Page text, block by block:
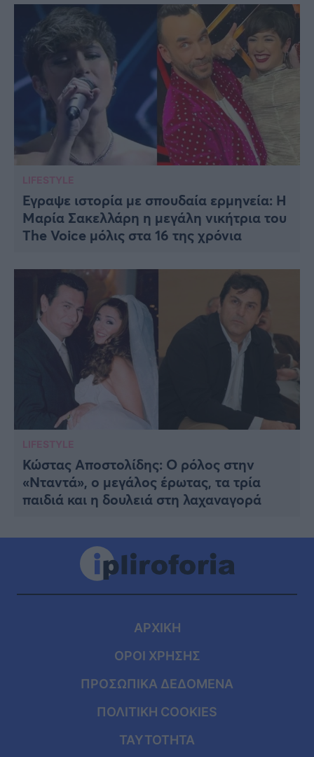
LIFESTYLE
Έγραψε ιστορία με σπουδαία ερμηνεία: Η
Μαρία Σακελλάρη η μεγάλη νικήτρια του
The Voice μόλις στα 16 της χρόνια
LIFESTYLE
Κώστας Αποστολίδης: Ο ρόλος στην
«Νταντά», ο μεγάλος έρωτας, τα τρία
παιδιά και η δουλειά στη λαχαναγορά
ΑΡΧΙΚΗ
ΟΡΟΙ ΧΡΗΣΗΣ
ΠΡΟΣΩΠΙΚΑ ΔΕΔΟΜΕΝΑ
ΠΟΛΙΤΙΚΗ COOKIES
ΤΑΥΤΟΤΗΤΑ